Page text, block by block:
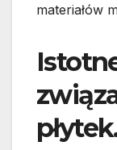
materiałów